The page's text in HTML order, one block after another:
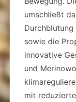
umschließt
Durchblutung
sowie die
innovative
und
mit